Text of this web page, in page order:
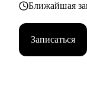
Ближайшая
Записаться